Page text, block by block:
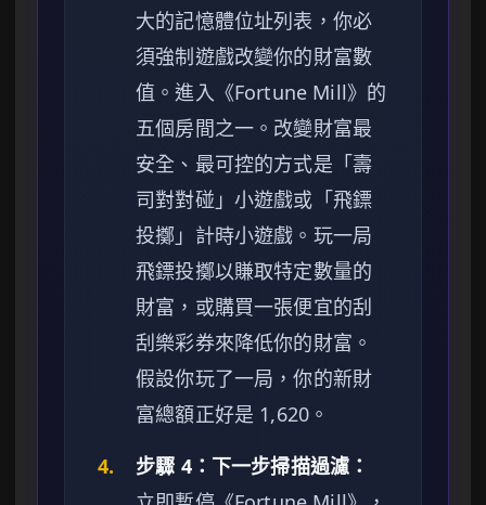
大的記憶體位址列表，你必
須強制遊戲改變你的財富數
值。進入《Fortune Mill》的
五個房間之一。改變財富最
安全、最可控的方式是「壽
司對對碰」小遊戲或「飛鏢
投擲」計時小遊戲。玩一局
飛鏢投擲以賺取特定數量的
財富，或購買一張便宜的刮
刮樂彩券來降低你的財富。
假設你玩了一局，你的新財
富總額正好是 1,620。
4.
步驟 4：下一步掃描過濾：